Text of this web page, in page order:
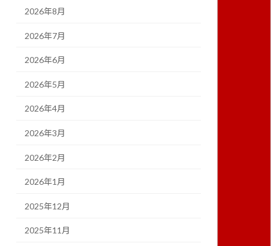
2026年8月
2026年7月
2026年6月
2026年5月
2026年4月
2026年3月
2026年2月
2026年1月
2025年12月
2025年11月